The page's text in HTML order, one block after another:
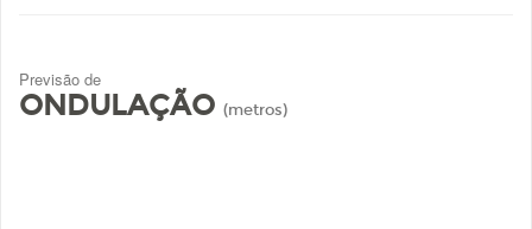
Previsão de
ONDULAÇÃO (metros)